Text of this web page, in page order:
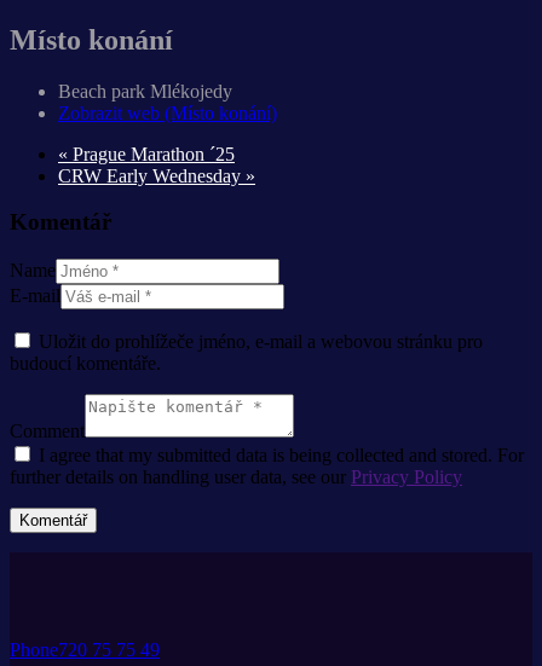
Místo konání
Beach park Mlékojedy
Zobrazit web (Místo konání)
« Prague Marathon ´25
CRW Early Wednesday »
Komentář
Name
E-mail
Uložit do prohlížeče jméno, e-mail a webovou stránku pro
budoucí komentáře.
Comment
I agree that my submitted data is being collected and stored. For
further details on handling user data, see our Privacy Policy
Phone720 75 75 49